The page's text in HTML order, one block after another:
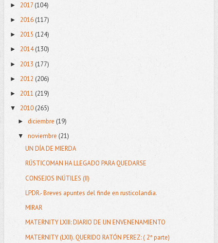
► 2017(104)
► 2016 (117)
► 2015 (124)
► 2014(130)
► 2013 (177)
► 2012 (206)
► 2011 (219)
▼ 2010(265)
► diciembre (19)
▼ noviembre (21)
UN DÍA DE MIERDA
RÚSTICOMAN HA LLEGADO PARA QUEDARSE
CONSEJOS INÚTILES (II)
LPDR.- Breves apuntes del finde en rusticolandia.
MIRAR
MATERNITY LXIII: DIARIO DE UN ENVENENAMIENTO
MATERNITY (LXII). QUERIDO RATÓN PEREZ: ( 2ª parte)